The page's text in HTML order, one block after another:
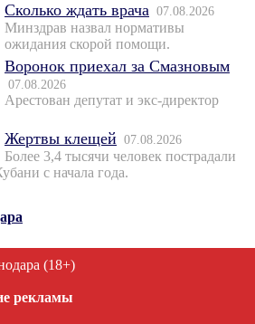
Сколько ждать врача 07.08.2026
Минздрав назвал нормативы
ожидания скорой помощи.
Воронок приехал за Смазновым
07.08.2026
Арестован депутат и экс-директор
Жертвы клещей 07.08.2026
Более 3,4 тысячи человек пострадали
с начала года.
(18+)
рекламы